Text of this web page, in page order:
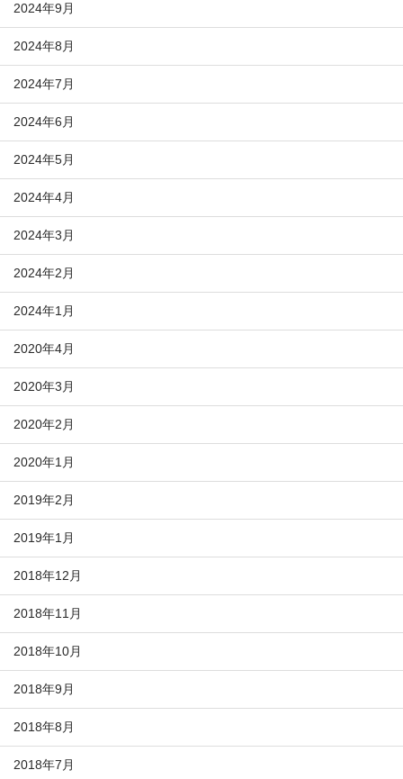
2024年9月
2024年8月
2024年7月
2024年6月
2024年5月
2024年4月
2024年3月
2024年2月
2024年1月
2020年4月
2020年3月
2020年2月
2020年1月
2019年2月
2019年1月
2018年12月
2018年11月
2018年10月
2018年9月
2018年8月
2018年7月